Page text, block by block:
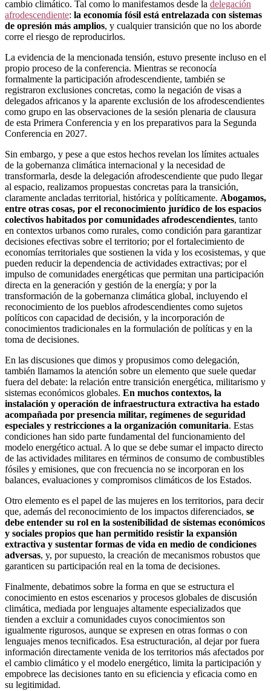
cambio climático. Tal como lo manifestamos desde la delegación
afrodescendiente: la economía fósil está entrelazada con sistemas
de opresión más amplios, y cualquier transición que no los aborde
corre el riesgo de reproducirlos.
La evidencia de la mencionada tensión, estuvo presente incluso en el
propio proceso de la conferencia. Mientras se reconocía
formalmente la participación afrodescendiente, también se
registraron exclusiones concretas, como la negación de visas a
delegados africanos y la aparente exclusión de los afrodescendientes
como grupo en las observaciones de la sesión plenaria de clausura
de esta Primera Conferencia y en los preparativos para la Segunda
Conferencia en 2027.
Sin embargo, y pese a que estos hechos revelan los límites actuales
de la gobernanza climática internacional y la necesidad de
transformarla, desde la delegación afrodescendiente que pudo llegar
al espacio, realizamos propuestas concretas para la transición,
claramente ancladas territorial, histórica y políticamente. Abogamos,
entre otras cosas, por el reconocimiento jurídico de los espacios
colectivos habitados por comunidades afrodescendientes, tanto
en contextos urbanos como rurales, como condición para garantizar
decisiones efectivas sobre el territorio; por el fortalecimiento de
economías territoriales que sostienen la vida y los ecosistemas, y que
pueden reducir la dependencia de actividades extractivas; por el
impulso de comunidades energéticas que permitan una participación
directa en la generación y gestión de la energía; y por la
transformación de la gobernanza climática global, incluyendo el
reconocimiento de los pueblos afrodescendientes como sujetos
políticos con capacidad de decisión, y la incorporación de
conocimientos tradicionales en la formulación de políticas y en la
toma de decisiones.
En las discusiones que dimos y propusimos como delegación,
también llamamos la atención sobre un elemento que suele quedar
fuera del debate: la relación entre transición energética, militarismo y
sistemas económicos globales. En muchos contextos, la
instalación y operación de infraestructura extractiva ha estado
acompañada por presencia militar, regímenes de seguridad
especiales y restricciones a la organización comunitaria. Estas
condiciones han sido parte fundamental del funcionamiento del
modelo energético actual. A lo que se debe sumar el impacto directo
de las actividades militares en términos de consumo de combustibles
fósiles y emisiones, que con frecuencia no se incorporan en los
balances, evaluaciones y compromisos climáticos de los Estados.
Otro elemento es el papel de las mujeres en los territorios, para decir
que, además del reconocimiento de los impactos diferenciados, se
debe entender su rol en la sostenibilidad de sistemas económicos
y sociales propios que han permitido resistir la expansión
extractiva y sustentar formas de vida en medio de condiciones
adversas, y, por supuesto, la creación de mecanismos robustos que
garanticen su participación real en la toma de decisiones.
Finalmente, debatimos sobre la forma en que se estructura el
conocimiento en estos escenarios y procesos globales de discusión
climática, mediada por lenguajes altamente especializados que
tienden a excluir a comunidades cuyos conocimientos son
igualmente rigurosos, aunque se expresen en otras formas o con
lenguajes menos tecnificados. Esa estructuración, al dejar por fuera
información directamente venida de los territorios más afectados por
el cambio climático y el modelo energético, limita la participación y
empobrece las decisiones tanto en su eficiencia y eficacia como en
su legitimidad.